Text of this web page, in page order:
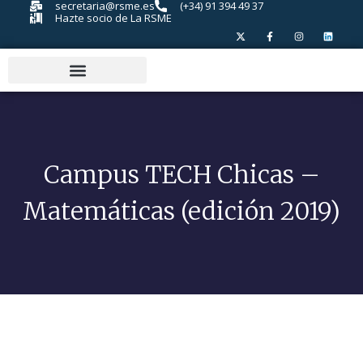
secretaria@rsme.es
(+34) 91 394 49 37
Hazte socio de La RSME
Campus TECH Chicas –
Matemáticas (edición 2019)